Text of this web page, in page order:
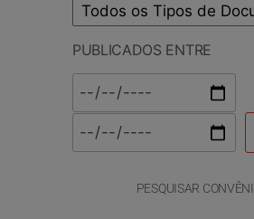
PUBLICADOS ENTRE
PESQUISAR